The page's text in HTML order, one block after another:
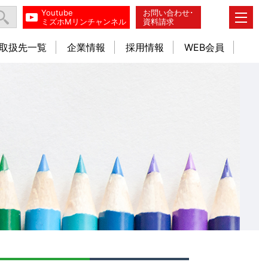
お問い合わせ･
資料請求
Youtube
ミズホMリンチャンネル
扱先一覧 企業情報 採用情報 WEB会員